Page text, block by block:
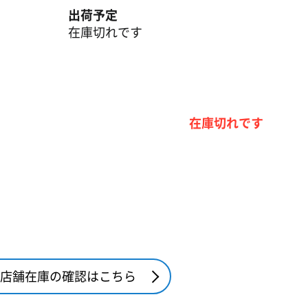
出荷予定
在庫切れです
在庫切れです
店舗在庫の確認はこちら